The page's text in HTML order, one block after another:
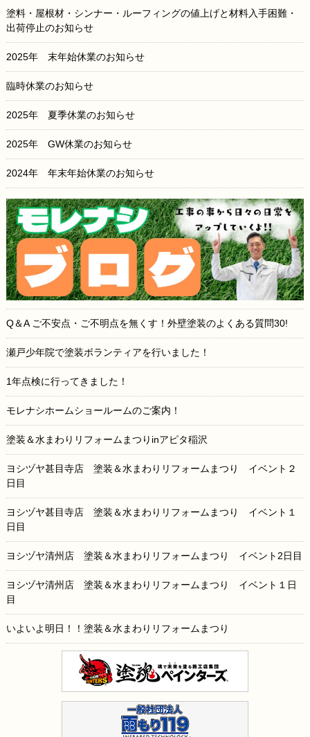
塗料・屋根材・シンナー・ルーフィングの値上げと材料入手困難・
出荷停止のお知らせ
2025年 末年始休業のお知らせ
臨時休業のお知らせ
2025年 夏季休業のお知らせ
2025年 GW休業のお知らせ
2024年 年末年始休業のお知らせ
Q＆A ご不安点・ご不明点を無くす！外壁塗装のよくある質問30!
瀬戸少年院で塗装ボランティアを行いました！
1年点検に行ってきました！
モレナシホームショールームのご案内！
塗装＆水まわりリフォームまつりinアピタ稲沢
ヨシヅヤ甚目寺店 塗装＆水まわりリフォームまつり イベント２
日目
ヨシヅヤ甚目寺店 塗装＆水まわりリフォームまつり イベント１
日目
ヨシヅヤ清州店 塗装＆水まわりリフォームまつり イベント2日目
ヨシヅヤ清州店 塗装＆水まわりリフォームまつり イベント１日
目
いよいよ明日！！塗装＆水まわりリフォームまつり